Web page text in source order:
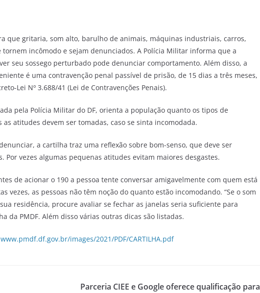
que gritaria, som alto, barulho de animais, máquinas industriais, carros,
tornem incômodo e sejam denunciados. A Polícia Militar informa que a
seu sossego perturbado pode denunciar comportamento. Além disso, a
é uma contravenção penal passível de prisão, de 15 dias a três meses,
Lei Nº 3.688/41 (Lei de Contravenções Penais).
pela Polícia Militar do DF, orienta a população quanto os tipos de
as atitudes devem ser tomadas, caso se sinta incomodada.
a cartilha traz uma reflexão sobre bom-senso, que deve ser
Por vezes algumas pequenas atitudes evitam maiores desgastes.
de acionar o 190 a pessoa tente conversar amigavelmente com quem está
vezes, as pessoas não têm noção do quanto estão incomodando. “Se o som
residência, procure avaliar se fechar as janelas seria suficiente para
da PMDF. Além disso várias outras dicas são listadas.
www.pmdf.df.gov.br/images/2021/PDF/CARTILHA.pdf
Parceria CIEE e Google oferece qualificação para